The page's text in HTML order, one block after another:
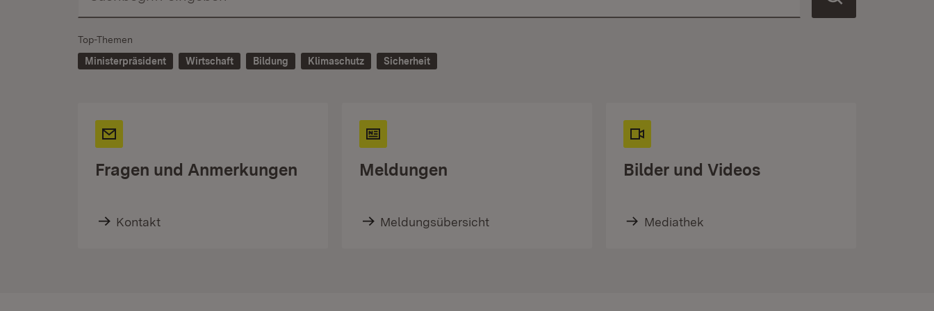
Top-Themen
Ministerpräsident
Wirtschaft Bildung Klimaschutz Sicherheit
Fragen und Anmerkungen
Kontakt
Meldungen
Meldungsübersicht
Bilder und Videos
Mediathek